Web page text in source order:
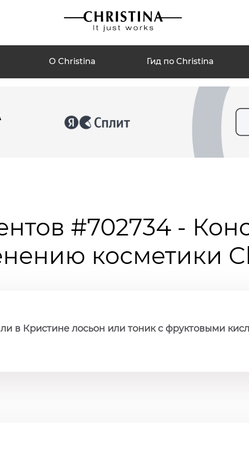
О Christina Гид по Christina
#702734 -
косметики
в Кристине лосьон или тоник с фруктовыми